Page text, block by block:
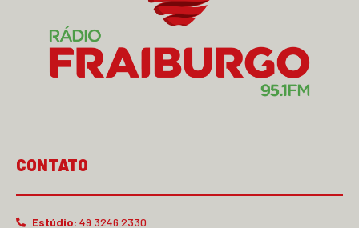
CONTATO
Estúdio: 49 3246.2330